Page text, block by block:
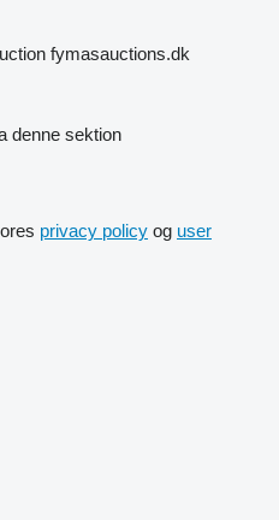
fymasauctions.dk
denne sektion
privacy policy og user